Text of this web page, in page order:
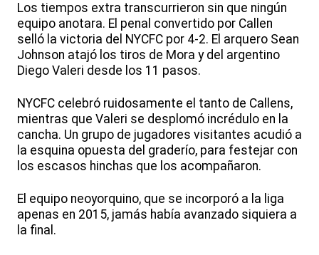
Los tiempos extra transcurrieron sin que ningún
equipo anotara. El penal convertido por Callen
selló la victoria del NYCFC por 4-2. El arquero Sean
Johnson atajó los tiros de Mora y del argentino
Diego Valeri desde los 11 pasos.
NYCFC celebró ruidosamente el tanto de Callens,
mientras que Valeri se desplomó incrédulo en la
cancha. Un grupo de jugadores visitantes acudió a
la esquina opuesta del graderío, para festejar con
los escasos hinchas que los acompañaron.
El equipo neoyorquino, que se incorporó a la liga
apenas en 2015, jamás había avanzado siquiera a
la final.